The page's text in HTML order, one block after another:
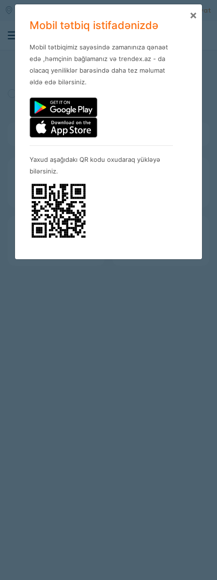
Qeydiyyat
Mağazalar
Bütün kateqoriyalar
×
Mobil tətbiq istifadənizdə
Mobil tətbiqimiz sayəsində zamanınıza qənaət
edə ,həmçinin bağlamanız və trendex.az - da
olacaq yeniliklər barəsində daha tez məlumat
əldə edə bilərsiniz.
Yaxud aşağıdakı QR kodu oxudaraq yükləyə
bilərsiniz.